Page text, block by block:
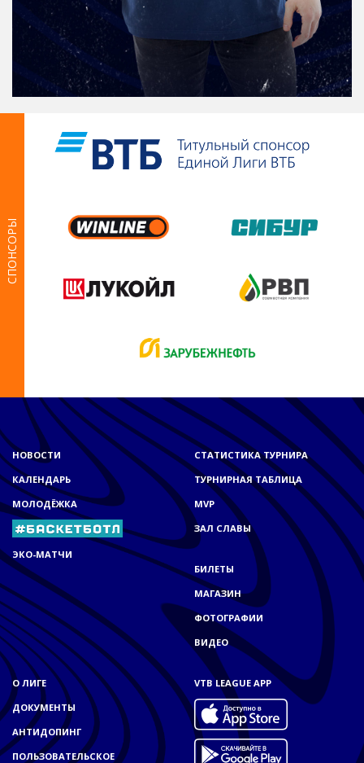
СПОНСОРЫ
НОВОСТИ
КАЛЕНДАРЬ
МОЛОДЁЖКА
ЭКО-МАТЧИ
СТАТИСТИКА ТУРНИРА
ТУРНИРНАЯ ТАБЛИЦА
MVP
ЗАЛ СЛАВЫ
БИЛЕТЫ
МАГАЗИН
ФОТОГРАФИИ
ВИДЕО
О ЛИГЕ
ДОКУМЕНТЫ
АНТИДОПИНГ
ПОЛЬЗОВАТЕЛЬСКОЕ
VTB LEAGUE APP